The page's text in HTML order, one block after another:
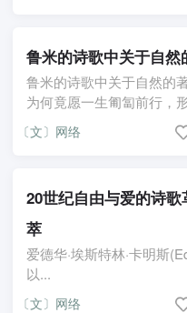
鲁米的诗歌中关于自然
鲁米的诗歌中关于自然的
为何竟愿一生匍匐前行，
〔文〕网络
20世纪自由与爱的诗
萃
爱德华·埃斯特林·卡明斯
以...
〔文〕网络